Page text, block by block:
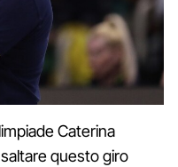
Caterina
questo giro